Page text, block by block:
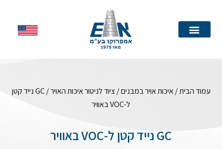
עמוד הבית/איכות אויר במבנים/ציוד לניטור איכות האויר
/ GC נייד קטן
ל-VOC באוויר
GC נייד קטן ל-VOC באוויר